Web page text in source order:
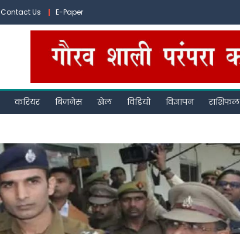
Contact Us E-Paper
करियर बिजनेस खेल विडियो विज्ञापन राशिफल